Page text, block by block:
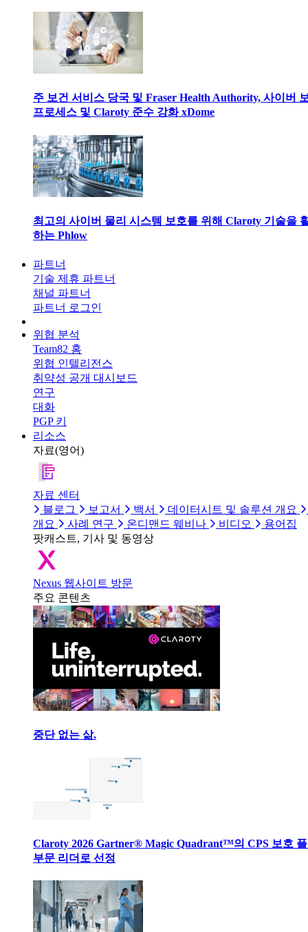
주 보건 서비스 당국 및 Fraser Health Authority, 사이버
프로세스 및 Claroty 준수 강화 xDome
최고의 사이버 물리 시스템 보호를 위해 Claroty 기술을
하는 Phlow
파트너
기술 제휴 파트너
채널 파트너
파트너 로그인
위협 분석
Team82 홈
위협 인텔리전스
취약성 공개 대시보드
연구
대화
PGP 키
리소스
자료(영어)
자료 센터
블로그
보고서 백서
데이터시트 및 솔루션 개요
개요
사례 연구 온디맨드 웨비나 비디오
용어집
팟캐스트, 기사 및 동영상
Nexus 웹사이트 방문
주요 콘텐츠
중단 없는 삶.
Claroty 2026 Gartner® Magic Quadrant™의 CPS 보호
부문 리더로 선정